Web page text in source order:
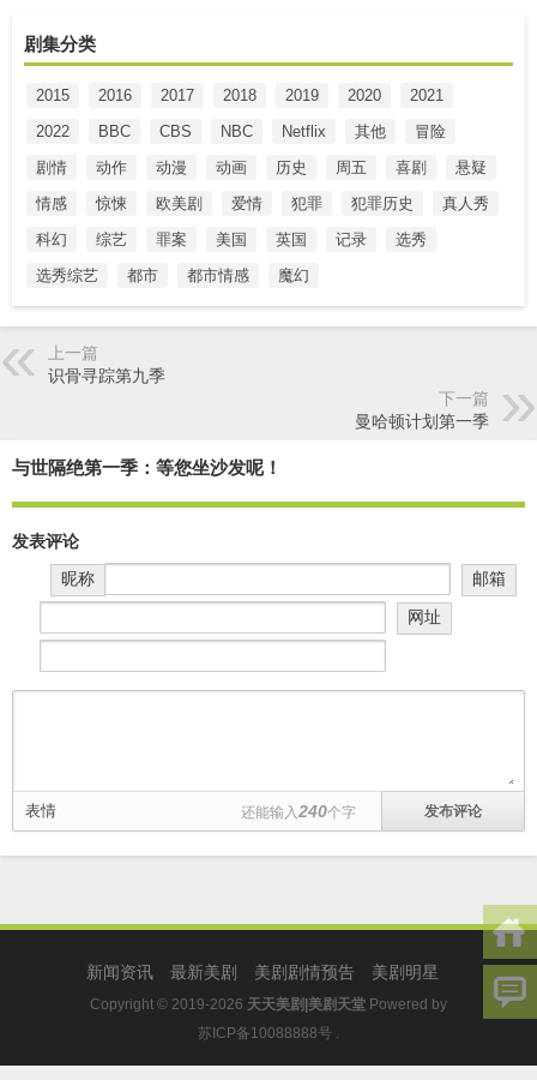
剧集分类
2015 2016 2017 2018 2019 2020
2021
2022
BBC CBS NBC Netflix 其他
冒险
剧情
动作 动漫 动画 历史 周五 喜剧
悬疑
情感
惊悚 欧美剧 爱情 犯罪 犯罪历史
真人秀
科幻
综艺 罪案 美国 英国 记录
选秀
选秀综艺
都市 都市情感 魔幻
上一篇
识骨寻踪第九季
下一篇
曼哈顿计划第一季
与世隔绝第一季：等您坐沙发呢！
发表评论
昵称
邮箱
网址
表情 还能输入240个字
新闻资讯 最新美剧 美剧剧情预告 美剧明星
Copyright © 2019-2026 天天美剧|美剧天堂 Powered by
苏ICP备10088888号